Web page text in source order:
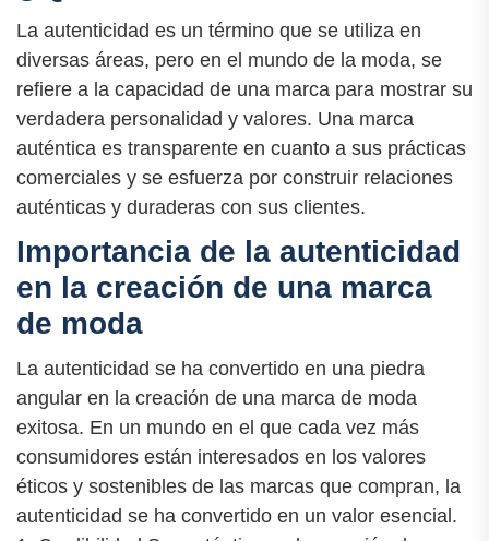
La autenticidad es un término que se utiliza en
diversas áreas, pero en el mundo de la moda, se
refiere a la capacidad de una marca para mostrar su
verdadera personalidad y valores. Una marca
auténtica es transparente en cuanto a sus prácticas
comerciales y se esfuerza por construir relaciones
auténticas y duraderas con sus clientes.
Importancia de la autenticidad
en la creación de una marca
de moda
La autenticidad se ha convertido en una piedra
angular en la creación de una marca de moda
exitosa. En un mundo en el que cada vez más
consumidores están interesados en los valores
éticos y sostenibles de las marcas que compran, la
autenticidad se ha convertido en un valor esencial.